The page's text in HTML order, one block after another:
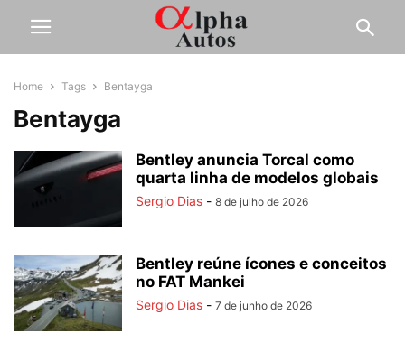
Home Tags Bentayga
Bentayga
Bentley anuncia Torcal como
quarta linha de modelos globais
Sergio Dias - 8 de julho de 2026
Bentley reúne ícones e conceitos
no FAT Mankei
Sergio Dias - 7 de junho de 2026